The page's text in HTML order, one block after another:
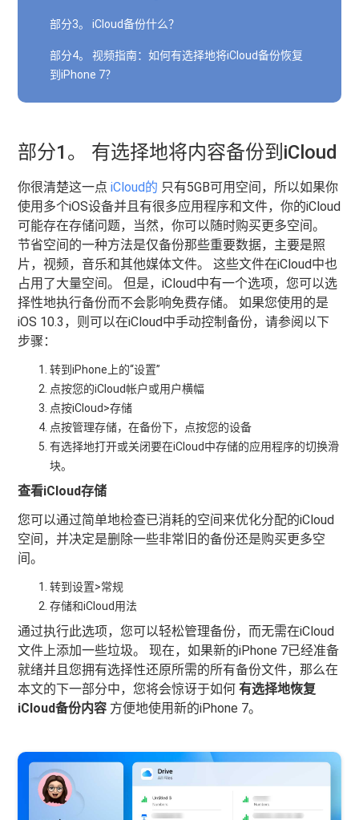
部分3。 iCloud备份什么？
部分4。 视频指南：如何有选择地将iCloud备份恢复
到iPhone 7？
部分1。 有选择地将内容备份到iCloud
你很清楚这一点iCloud的 只有5GB可用空间，所以如果你
使用多个iOS设备并且有很多应用程序和文件，你的iCloud
可能存在存储问题，当然，你可以随时购买更多空间。
节省空间的一种方法是仅备份那些重要数据，主要是照
片，视频，音乐和其他媒体文件。 这些文件在iCloud中也
占用了大量空间。 但是，iCloud中有一个选项，您可以选
择性地执行备份而不会影响免费存储。 如果您使用的是
iOS 10.3，则可以在iCloud中手动控制备份，请参阅以下
步骤：
转到iPhone上的“设置”
点按您的iCloud帐户或用户横幅
点按iCloud>存储
点按管理存储，在备份下，点按您的设备
有选择地打开或关闭要在iCloud中存储的应用程序的切换滑
块。
查看iCloud存储
您可以通过简单地检查已消耗的空间来优化分配的iCloud
空间，并决定是删除一些非常旧的备份还是购买更多空
间。
转到设置>常规
存储和iCloud用法
通过执行此选项，您可以轻松管理备份，而无需在iCloud
文件上添加一些垃圾。 现在，如果新的iPhone 7已经准备
就绪并且您拥有选择性还原所需的所有备份文件，那么在
本文的下一部分中，您将会惊讶于如何有选择地恢复
iCloud备份内容 方便地使用新的iPhone 7。